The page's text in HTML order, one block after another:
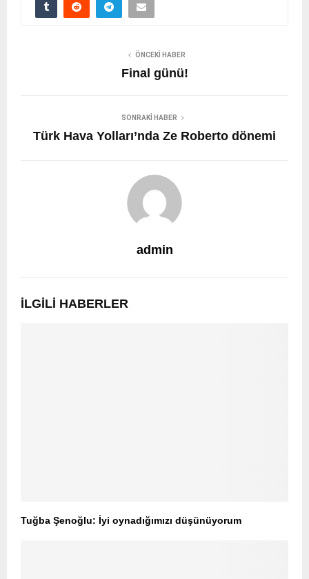
ÖNCEKI HABER
Final günü!
SONRAKI HABER
Türk Hava Yolları’nda Ze Roberto dönemi
admin
İLGILI HABERLER
Tuğba Şenoğlu: İyi oynadığımızı düşünüyorum